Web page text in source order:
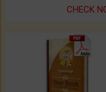
CHECK